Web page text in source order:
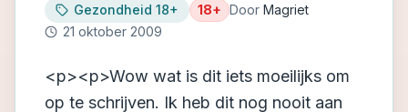
Gezondheid 18+ 18+ Door Magriet
21 oktober 2009
<p><p>Wow wat is dit iets moeilijks om
op te schrijven. Ik heb dit nog nooit aan